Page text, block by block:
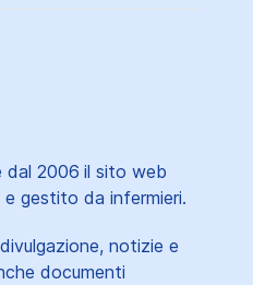
dal 2006 il sito web
gestito da infermieri.
notizie e
documenti